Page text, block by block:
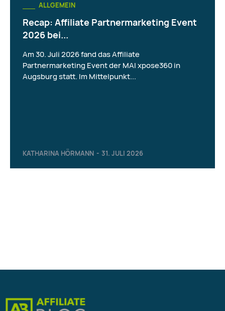
ALLGEMEIN
Recap: Affiliate Partnermarketing Event
2026 bei...
KATHARINA HÖRMANN - 31. JULI 2026
Am 30. Juli 2026 fand das Affiliate
Partnermarketing Event der MAI xpose360 in
Augsburg statt. Im Mittelpunkt...